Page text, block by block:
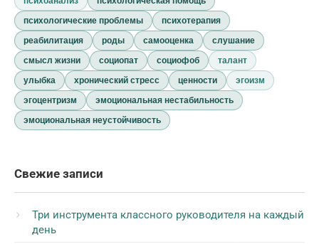
психологические проблемы
психотерапия
реабилитация
роды самооценка
слушание
смысл жизни
социопат социофоб
талант
улыбка
хронический стресс ценности
эгоизм
эгоцентризм
эмоциональная нестабильность
эмоциональная неустойчивость
Свежие записи
Три инструмента классного руководителя на каждый
день